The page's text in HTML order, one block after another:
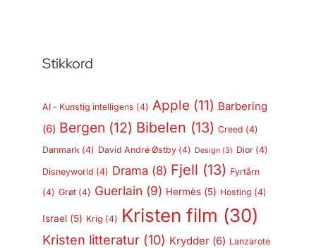
Stikkord
AI - Kunstig intelligens (4) Apple (11) Barbering
(6) Bergen (12) Bibelen (13) Creed (4)
Danmark (4) David André Østby(4) Design(3) Dior(4)
Disneyworld (4) Drama (8) Fjell (13) Fyrtårn
(4) Grøt(4) Guerlain (9) Hermès(5) Hosting (4)
Israel(5) Krig (4) Kristen film (30)
Kristen litteratur(10) Krydder(6) Lanzarote